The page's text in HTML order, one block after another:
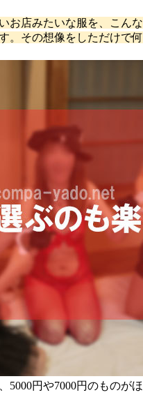
お店みたいな服を、こんな
。その想像をしただけで何
5000円や7000円のものがほ